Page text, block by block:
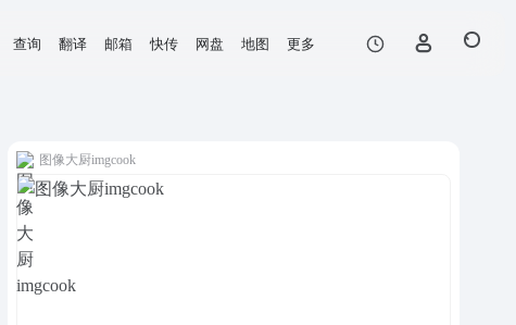
查询 翻译 邮箱 快传 网盘 地图 更多
图像大厨imgcook